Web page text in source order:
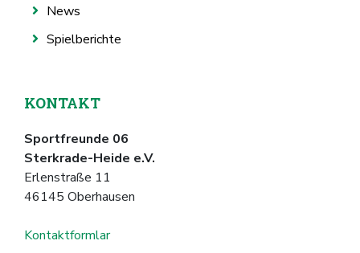
News
Spielberichte
KONTAKT
Sportfreunde 06
Sterkrade-Heide e.V.
Erlenstraße 11
46145 Oberhausen
Kontaktformlar